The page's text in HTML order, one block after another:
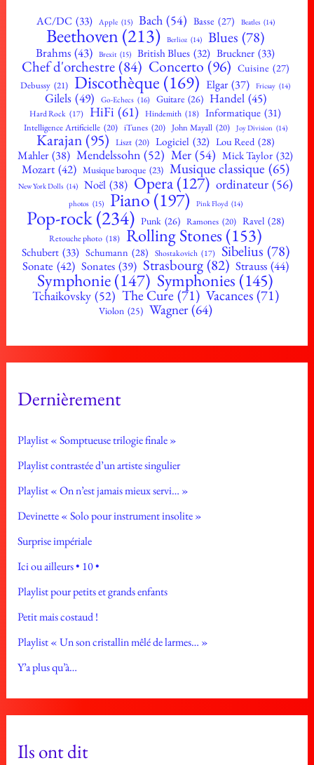
AC/DC (33) Apple (15) Bach (54) Basse (27) Beatles (14)
Beethoven (213) Berlioz (14) Blues (78)
Brahms (43) Brexit (15) British Blues (32) Bruckner (33)
Chef d'orchestre (84) Concerto (96) Cuisine (27)
Debussy (21) Discothèque (169) Elgar (37) Fricsay (14)
Gilels (49) Go-Echecs (16) Guitare (26) Handel (45)
Hard Rock (17) HiFi (61) Hindemith (18) Informatique (31)
Intelligence Artificielle (20) iTunes (20) John Mayall (20) Joy Division (14)
Karajan(95) Liszt (20) Logiciel (32) Lou Reed (28)
Mahler (38) Mendelssohn (52) Mer (54) Mick Taylor (32)
Mozart (42) Musique baroque (23) Musique classique (65)
New York Dolls (14) Noël (38) Opera (127) ordinateur (56)
photos (15) Piano(197) Pink Floyd (14)
Pop-rock(234) Punk (26) Ramones (20) Ravel (28)
Retouche photo (18) Rolling Stones (153)
Schubert (33) Schumann (28) Shostakovich (17) Sibelius (78)
Sonate (42) Sonates (39) Strasbourg (82) Strauss (44)
Symphonie(147) Symphonies (145)
Tchaikovsky (52) The Cure (71) Vacances (71)
Violon (25) Wagner (64)
Dernièrement
Playlist « Somptueuse trilogie finale »
Playlist contrastée d’un artiste singulier
Playlist « On n’est jamais mieux servi… »
Devinette « Solo pour instrument insolite »
Surprise impériale
Ici ou ailleurs • 10 •
Playlist pour petits et grands enfants
Petit mais costaud !
Playlist « Un son cristallin mêlé de larmes… »
Y’a plus qu’à…
Ils ont dit